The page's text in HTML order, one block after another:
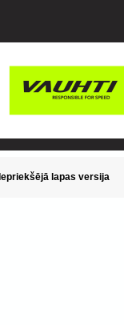
Iepriekšējā lapas versija